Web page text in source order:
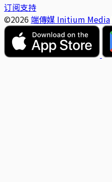
订阅支持
©2026 端傳媒 Initium Media